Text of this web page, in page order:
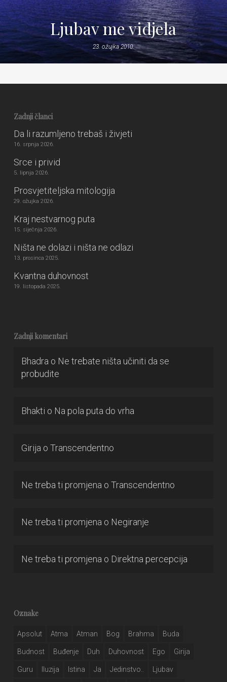
Ljubav me vidjela
23. ožujka 2010.
Zadnji članci
Da li razumljeno trebaš i živjeti
16. srpnja 2026.
Srce i privid
5. lipnja 2026.
Prosvjetiteljska mitologija
29. ožujka 2026.
Kraj nestvarnog puta
15. siječnja 2026.
Ništa ne dolazi i ništa ne odlazi
13. prosinca 2025.
Kvantna duhovnost
19. listopada 2025.
Zadnji komentari
Bhadra o Ne trebate ništa učiniti da se
probudite
Bhakti o Na pola puta do vrha
Girija o Transcendentno
Ne treba ti promjena o Transcendentno
Ne treba ti promjena o Negiranje
Ne treba ti promjena o Direktna percepcija
Oznake
Apsolut Atma Atman Bog Brahma Buda
Budnost Buđenje Duh Duhovnost Ego Girija
Guru Iluzija Istina Ja Jedinstvo.. Ljubav